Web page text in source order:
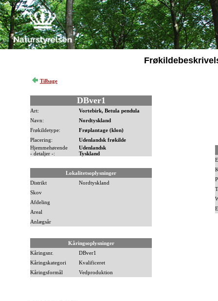
Tilbage
DBver1
Art:
Vortebirk, Betula pendula
Navn:
Nordtyskland
Frøkildetype:
Frøplantage (klon)
Placering:
Udenlandsk frøkilde
Hjemmehørende
- detaljer -:
Udenlandsk
Tyskland
Lokalitetsoplysninger
Distrikt
Nordtyskland
Skov
Afdeling
Areal
Anlægsår
Kåringsoplysninger
Kåringsnr.
DBver1
Kåringskategori
Kvalificeret
Kåringsformål
Vedproduktion